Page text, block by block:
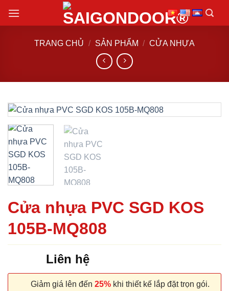
đến
TRANG CHỦ / SẢN PHẨM / CỬA NHỰA
Cửa nhựa PVC SGD KOS
105B-MQ808
Liên hệ
Giảm giá lên đến 25% khi thiết kế lắp đặt trọn gói.